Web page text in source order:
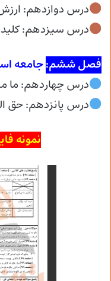
درس دوازدهم:
درس سیزدهم: کلید
فصل ششم:جامعه
درس چهاردهم: ما
درس پانزدهم: حق
نمونه